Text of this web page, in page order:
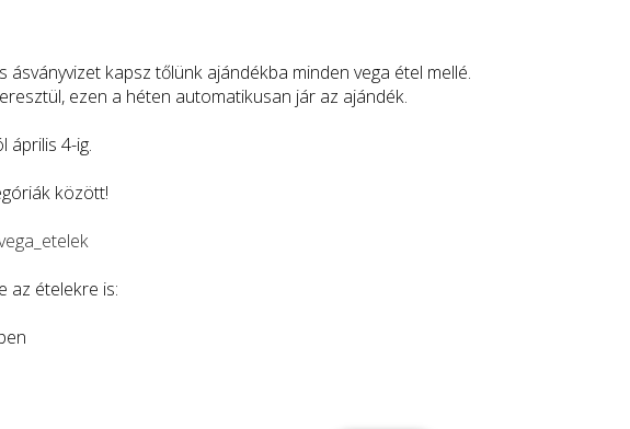
kapsz tőlünk ajándékba minden vega étel mellé.
ezen a héten automatikusan jár az ajándék.
április 4-ig.
között!
az ételekre is: